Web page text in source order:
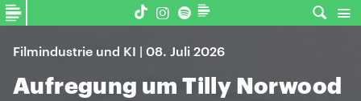
Filmindustrie und KI | 08. Juli 2026
Aufregung um Tilly Norwood